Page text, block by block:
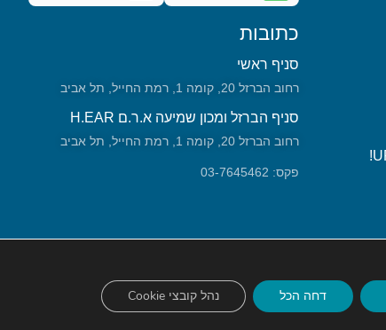
כתובות
סניף ראשי
רחוב הברזל 20, קומה 1, רמת החייל, תל אביב
סניף הברזל ומכון שמיעה א.ר.ם H.EAR
רחוב הברזל 20, קומה 1, רמת החייל, תל אביב
פקס: 03-7645462
דחה הכל נהל קובצי Cookie